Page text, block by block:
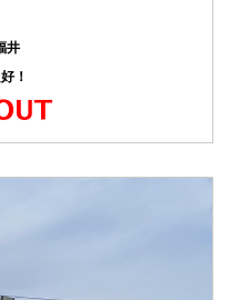
井
！